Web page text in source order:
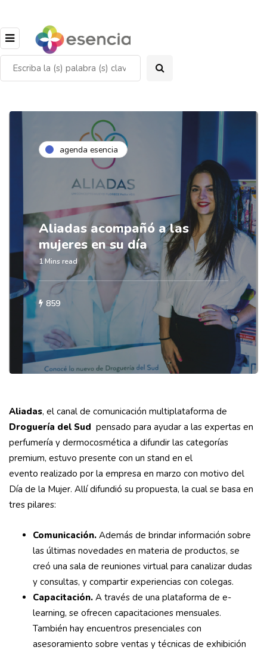
agenda esencia
Aliadas acompañó a las
mujeres en su día
1 Mins read
859
Aliadas, el canal de comunicación multiplataforma de
Droguería del Sud pensado para ayudar a las expertas en
perfumería y dermocosmética a difundir las categorías
premium, estuvo presente con un stand en el
evento realizado por la empresa en marzo con motivo del
Día de la Mujer. Allí difundió su propuesta, la cual se basa en
tres pilares:
Comunicación. Además de brindar información sobre
las últimas novedades en materia de productos, se
creó una sala de reuniones virtual para canalizar dudas
y consultas, y compartir experiencias con colegas.
Capacitación. A través de una plataforma de e-
learning, se ofrecen capacitaciones mensuales.
También hay encuentros presenciales con
asesoramiento sobre ventas y técnicas de exhibición